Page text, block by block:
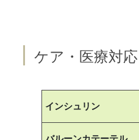
ケア・医療対応
インシュリン